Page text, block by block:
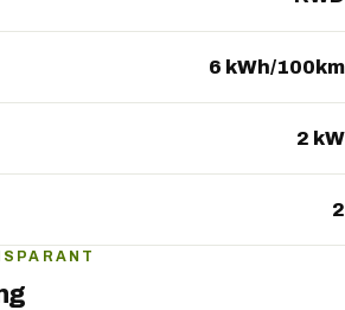
6 kWh/100km
2 kW
2